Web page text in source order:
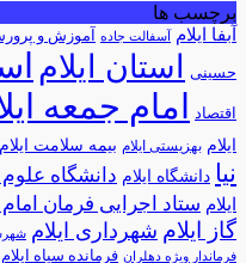
برچسب ها
آبفا ایلام آسفالت جاده آموزش و
حسینی استان ایلام
اقتصاد امام جمعه
ایلام بهزیستی ایلام بیمه سلامت ایلام
نیا دانشگاه ایلام دانشگاه
ایلام ستاد اجرایی فرمان امام
گاز ایلام شهرداری ایلام
فرماندار ویژه دهلران فرمانده سپاه ایلام